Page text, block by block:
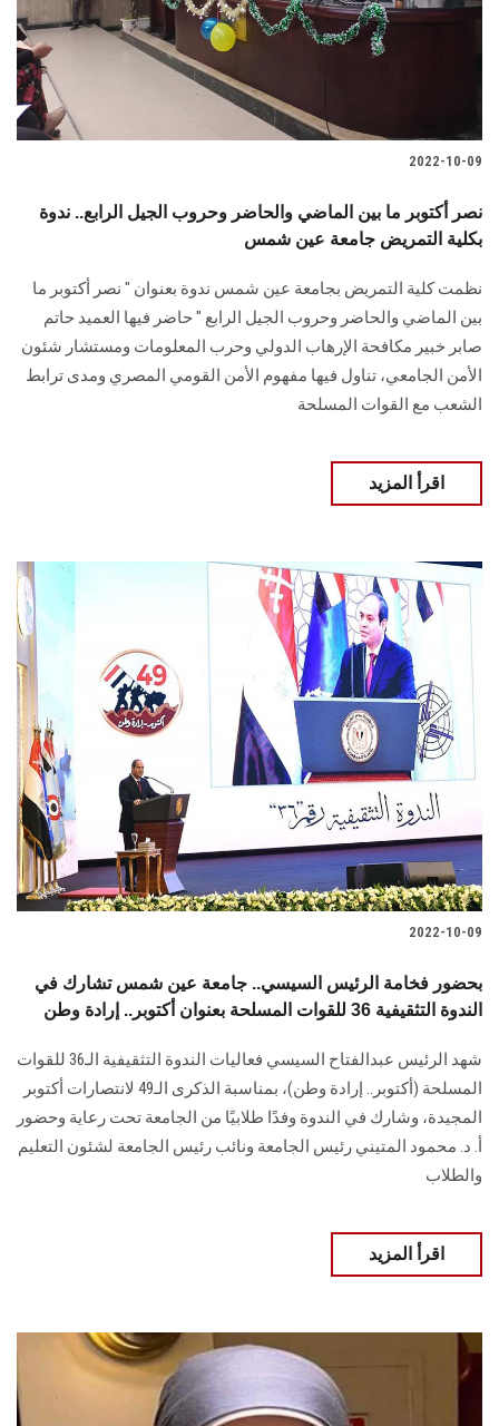
2022-10-09
نصر أكتوبر ما بين الماضي والحاضر وحروب الجيل الرابع.. ندوة
بكلية التمريض جامعة عين شمس
نظمت كلية التمريض بجامعة عين شمس ندوة بعنوان " نصر أكتوبر ما
بين الماضي والحاضر وحروب الجيل الرابع " حاضر فيها العميد حاتم
صابر خبير مكافحة الإرهاب الدولي وحرب المعلومات ومستشار شئون
الأمن الجامعي، تناول فيها مفهوم الأمن القومي المصري ومدى ترابط
الشعب مع القوات المسلحة
اقرأ المزيد
2022-10-09
بحضور فخامة الرئيس السيسي.. جامعة عين شمس تشارك في
الندوة التثقيفية 36 للقوات المسلحة بعنوان أكتوبر.. إرادة وطن
شهد الرئيس عبدالفتاح السيسي فعاليات الندوة التثقيفية الـ36 للقوات
المسلحة (أكتوبر.. إرادة وطن)، بمناسبة الذكرى الـ49 لانتصارات أكتوبر
المجيدة، وشارك في الندوة وفدًا طلابيًا من الجامعة تحت رعاية وحضور
أ. د. محمود المتيني رئيس الجامعة ونائب رئيس الجامعة لشئون التعليم
والطلاب
اقرأ المزيد